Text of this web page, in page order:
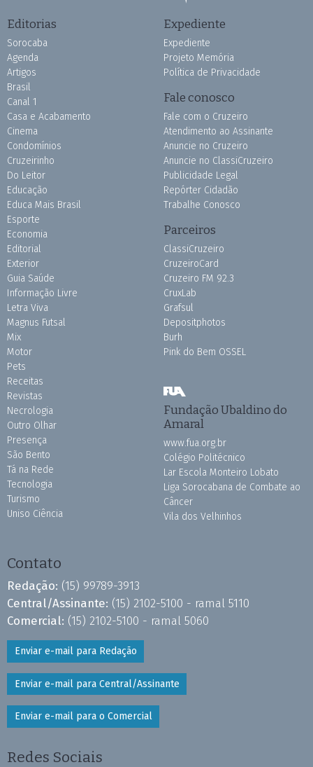
Editorias
Sorocaba
Agenda
Artigos
Brasil
Canal 1
Casa e Acabamento
Cinema
Condomínios
Cruzeirinho
Do Leitor
Educação
Educa Mais Brasil
Esporte
Economia
Editorial
Exterior
Guia Saúde
Informação Livre
Letra Viva
Magnus Futsal
Mix
Motor
Pets
Receitas
Revistas
Necrologia
Outro Olhar
Presença
São Bento
Tá na Rede
Tecnologia
Turismo
Uniso Ciência
Expediente
Expediente
Projeto Memória
Política de Privacidade
Fale conosco
Fale com o Cruzeiro
Atendimento ao Assinante
Anuncie no Cruzeiro
Anuncie no ClassiCruzeiro
Publicidade Legal
Repórter Cidadão
Trabalhe Conosco
Parceiros
ClassiCruzeiro
CruzeiroCard
Cruzeiro FM 92.3
CruxLab
Grafsul
Depositphotos
Burh
Pink do Bem OSSEL
Fundação Ubaldino do
Amaral
www.fua.org.br
Colégio Politécnico
Lar Escola Monteiro Lobato
Liga Sorocabana de Combate ao
Câncer
Vila dos Velhinhos
Contato
Redação: (15) 99789-3913
Central/Assinante: (15) 2102-5100 - ramal 5110
Comercial: (15) 2102-5100 - ramal 5060
Enviar e-mail para Redação
Enviar e-mail para Central/Assinante
Enviar e-mail para o Comercial
Redes Sociais